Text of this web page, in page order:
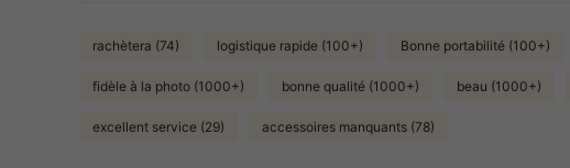
rachètera (74) logistique rapide (100+) Bonne portabilité (100+)
fidèle à la photo (1000+) bonne qualité (1000+) beau (1000+)
excellent service (29) accessoires manquants (78)